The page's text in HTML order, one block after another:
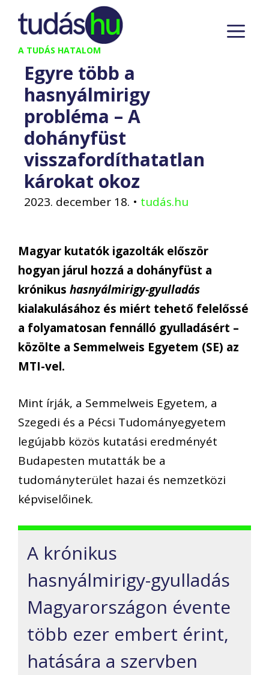
Kilépés
tartalomba
A TUDÁS HATALOM
Egyre több a
hasnyálmirigy
probléma – A
dohányfüst
visszafordíthatatlan
károkat okoz
2023. december 18. • tudás.hu
Magyar kutatók igazolták először
hogyan járul hozzá a dohányfüst a
krónikus hasnyálmirigy-gyulladás
kialakulásához és miért tehető felelőssé
a folyamatosan fennálló gyulladásért –
közölte a Semmelweis Egyetem (SE) az
MTI-vel.
Mint írják, a Semmelweis Egyetem, a
Szegedi és a Pécsi Tudományegyetem
legújabb közös kutatási eredményét
Budapesten mutatták be a
tudományterület hazai és nemzetközi
képviselőinek.
A krónikus
hasnyálmirigy-gyulladás
Magyarországon évente
több ezer embert érint,
hatására a szervben